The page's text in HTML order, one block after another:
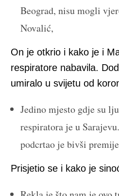
Beograd, nisu mogli
Novalić,
On je otkrio i kako je i
respiratore nabavila.
umiralo u svijetu od
Jedino mjesto gdje su
respiratora je u
podcrtao je bivši
Prisjetio se i kako je